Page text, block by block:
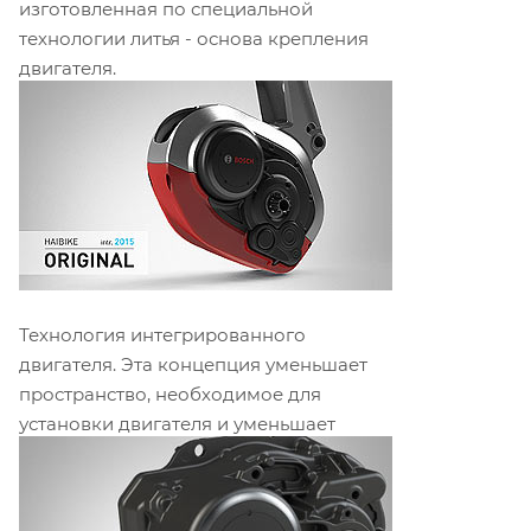
изготовленная по специальной
технологии литья - основа крепления
двигателя.
Технология интегрированного
двигателя. Эта концепция уменьшает
пространство, необходимое для
установки двигателя и уменьшает
визуальный объем двигателя.